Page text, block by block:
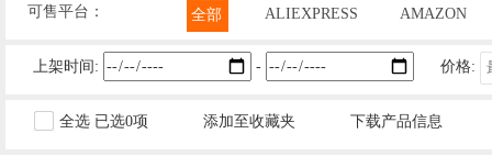
可售平台： 全部 ALIEXPRESS AMAZON
上架时间: - 价格:
全选 已选0项 添加至收藏夹 下载产品信息